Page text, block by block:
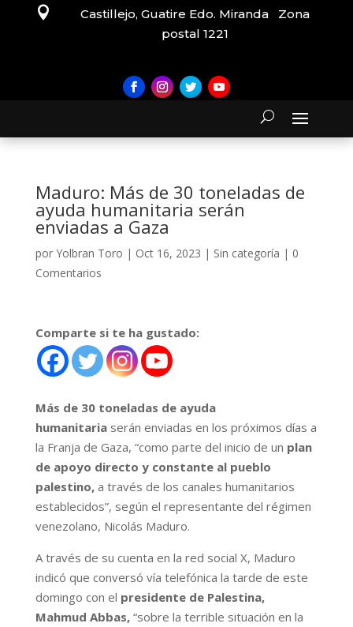

Castillejo, Guatire Edo. Miranda Zona
postal 1221
Maduro: Más de 30 toneladas de
ayuda humanitaria serán
enviadas a Gaza
por Yolbran Toro | Oct 16, 2023 | Sin categoría | 0
Comentarios
Comparte si te ha gustado:
Más de 30 toneladas de ayuda
humanitariaserán enviadas en los próximos días a
la Franja de Gaza, “como parte del inicio de un plan
de apoyo directo y constante al pueblo
palestino, a través de los canales humanitarios
establecidos”, según el representante del régimen
venezolano, Nicolás Maduro.
A través de su cuenta en la red social X, Maduro
indicó que conversó vía telefónica la tarde de este
domingo con el presidente de Palestina,
Mahmud Abbas,“sobre la terrible situación en la